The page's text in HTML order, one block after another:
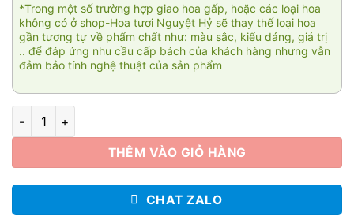
*Trong một số trường hợp giao hoa gấp, hoặc các loại hoa
không có ở shop-Hoa tươi Nguyệt Hỷ sẽ thay thế loại hoa
gần tương tự về phẩm chất như: màu sắc, kiểu dáng, giá trị
.. để đáp ứng nhu cầu cấp bách của khách hàng nhưng vẫn
đảm bảo tính nghệ thuật của sản phẩm
Yêu thương sum vầy 02 số lượng
THÊM VÀO GIỎ HÀNG
CHAT ZALO